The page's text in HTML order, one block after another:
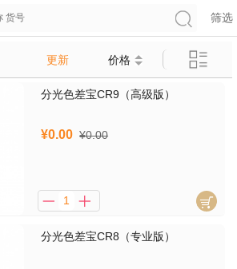
筛选
更新 价格
分光色差宝CR9（高级版）
¥0.00 ¥0.00
分光色差宝CR8（专业版）